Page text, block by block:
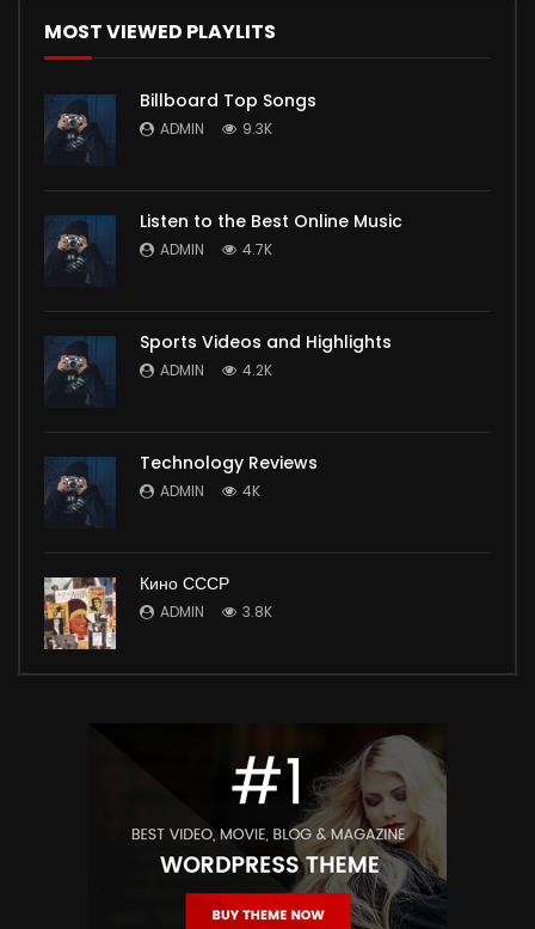
MOST VIEWED PLAYLITS
Billboard Top Songs
ADMIN 9.3K
Listen to the Best Online Music
ADMIN 4.7K
Sports Videos and Highlights
ADMIN 4.2K
Technology Reviews
ADMIN 4K
Кино СССР
ADMIN 3.8K